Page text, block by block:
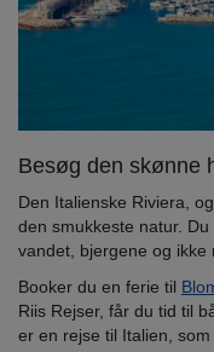
Besøg den skønne
Den Italienske Riviera,
den smukkeste natur.
vandet, bjergene og ikke
Booker du en ferie til
Riis Rejser, får du tid til
er en rejse til Italien,